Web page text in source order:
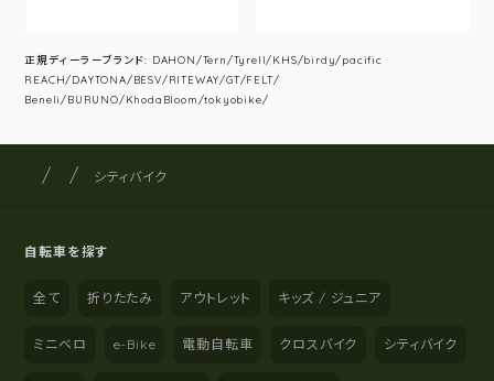
正規ディーラーブランド: DAHON/Tern/Tyrell/KHS/birdy/pacific
REACH/DAYTONA/BESV/RITEWAY/GT/FELT/
Beneli/BURUNO/KhodaBloom/tokyobike/
サイト内の現在地
サイクルショップナカゴヤ
シティバイク
自転車を探す
全て 折りたたみ アウトレット キッズ / ジュニア
ミニベロ e-Bike 電動自転車 クロスバイク シティバイク